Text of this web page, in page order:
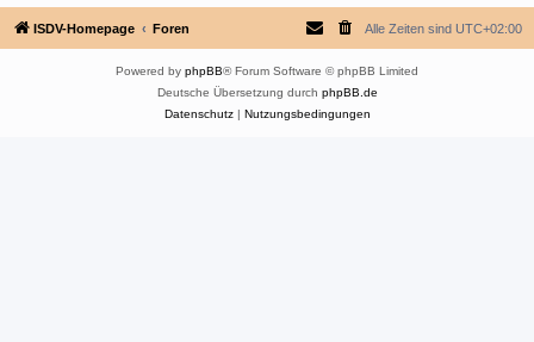
ISDV-Homepage Foren Alle Zeiten sind UTC+02:00
Powered by phpBB® Forum Software © phpBB Limited
Deutsche Übersetzung durch phpBB.de
Datenschutz| Nutzungsbedingungen